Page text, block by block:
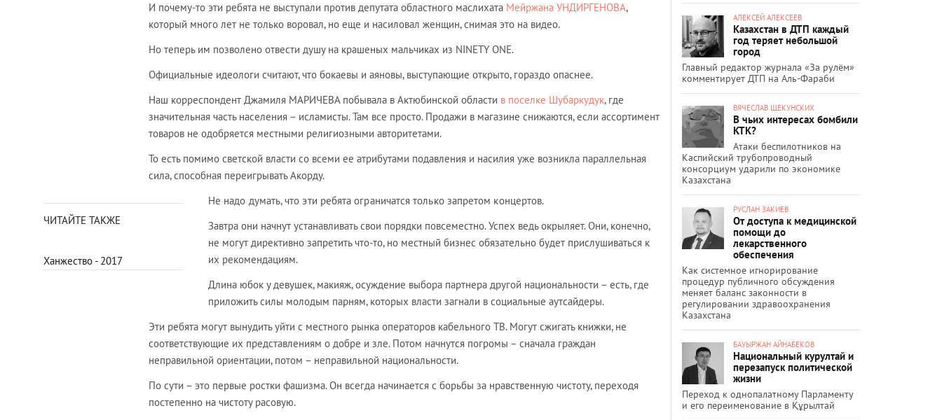
И почему-то эти ребята не выступали против депутата областного маслихата Мейржана УНДИРГЕНОВА,
который много лет не только воровал, но еще и насиловал женщин, снимая это на видео.
Но теперь им позволено отвести душу на крашеных мальчиках из NINETY ONE.
Официальные идеологи считают, что бокаевы и аяновы, выступающие открыто, гораздо опаснее.
Наш корреспондент Джамиля МАРИЧЕВА побывала в Актюбинской области в поселке Шубаркудук, где
значительная часть населения – исламисты. Там все просто. Продажи в магазине снижаются, если ассортимент
товаров не одобряется местными религиозными авторитетами.
То есть помимо светской власти со всеми ее атрибутами подавления и насилия уже возникла параллельная
сила, способная переигрывать Акорду.
ЧИТАЙТЕ ТАКЖЕ
Ханжество - 2017
Не надо думать, что эти ребята ограничатся только запретом концертов.
Завтра они начнут устанавливать свои порядки повсеместно. Успех ведь окрыляет. Они, конечно,
не могут директивно запретить что-то, но местный бизнес обязательно будет прислушиваться к
их рекомендациям.
Длина юбок у девушек, макияж, осуждение выбора партнера другой национальности – есть, где
приложить силы молодым парням, которых власти загнали в социальные аутсайдеры.
Эти ребята могут вынудить уйти с местного рынка операторов кабельного ТВ. Могут сжигать книжки, не
соответствующие их представлениям о добре и зле. Потом начнутся погромы – сначала граждан
неправильной ориентации, потом – неправильной национальности.
По сути – это первые ростки фашизма. Он всегда начинается с борьбы за нравственную чистоту, переходя
постепенно на чистоту расовую.
АЛЕКСЕЙ АЛЕКСЕЕВ
Казахстан в ДТП каждый
год теряет небольшой
город
Главный редактор журнала «За рулём»
комментирует ДТП на Аль-Фараби
ВЯЧЕСЛАВ ЩЕКУНСКИХ
В чьих интересах бомбили
КТК?
Атаки беспилотников на
Каспийский трубопроводный
консорциум ударили по экономике
Казахстана
РУСЛАН ЗАКИЕВ
От доступа к медицинской
помощи до
лекарственного
обеспечения
Как системное игнорирование
процедур публичного обсуждения
меняет баланс законности в
регулировании здравоохранения
Казахстана
БАУЫРЖАН АЙНАБЕКОВ
Национальный курултай и
перезапуск политической
жизни
Переход к однопалатному Парламенту
и его переименование в Құрылтай